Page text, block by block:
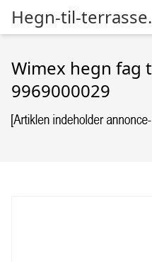
Hegn-til-
Wimex hegn fag
9969000029